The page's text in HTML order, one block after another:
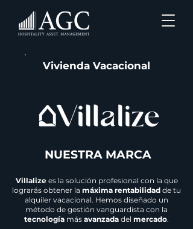
Vivienda Vacacional
NUESTRA MARCA
Villalizees la solución profesional con la que
lograrás obtener la máxima rentabilidad de tu
alquiler vacacional. Hemos diseñado un
método de gestión vanguardista con la
tecnología más avanzada del mercado.